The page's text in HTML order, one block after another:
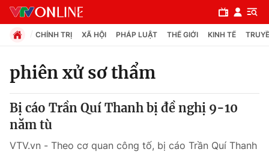
Chuyên mục
Chính trị
CHÍNH TRỊ XÃ HỘI PHÁP LUẬT THẾ GIỚI KINH TẾ
phiên xử sơ thẩm
Bị cáo Trần Quí Thanh bị đề nghị 9-10
năm tù
VTV.vn - Theo cơ quan công tố, bị cáo Trần Quí Thanh